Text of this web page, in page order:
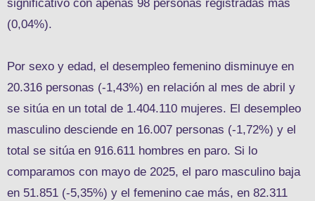
significativo con apenas 98 personas registradas más
(0,04%).
Por sexo y edad, el desempleo femenino disminuye en
20.316 personas (-1,43%) en relación al mes de abril y
se sitúa en un total de 1.404.110 mujeres. El desempleo
masculino desciende en 16.007 personas (-1,72%) y el
total se sitúa en 916.611 hombres en paro. Si lo
comparamos con mayo de 2025, el paro masculino baja
en 51.851 (-5,35%) y el femenino cae más, en 82.311